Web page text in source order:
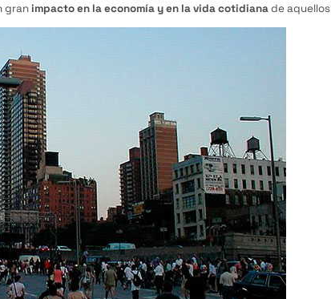
granimpacto en la economía y en la vida cotidianade